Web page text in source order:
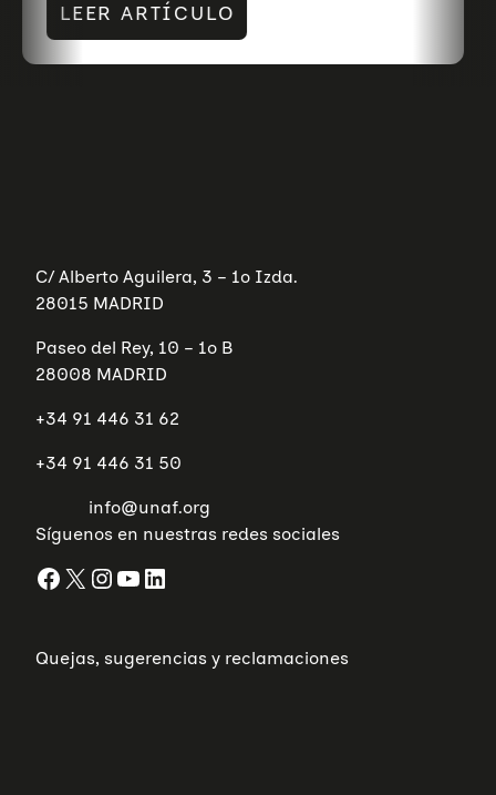
LEER ARTÍCULO
C/ Alberto Aguilera, 3 – 1º Izda.
28015 MADRID
Paseo del Rey, 10 – 1º B
28008 MADRID
+34 91 446 31 62
+34 91 446 31 50
info@unaf.org
Síguenos en nuestras redes sociales
Facebook X InstagramYouTube LinkedIn
Quejas, sugerencias y reclamaciones